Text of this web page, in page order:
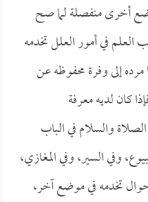
أخرى منفصلة لما صح
العلم في أمور العلل تخدمه
إلى وفرة محفوظه عن
كان لديه معرفة
والسلام في الباب
وفي السير، وفي المغازي،
تخدمه في موضع آخر،